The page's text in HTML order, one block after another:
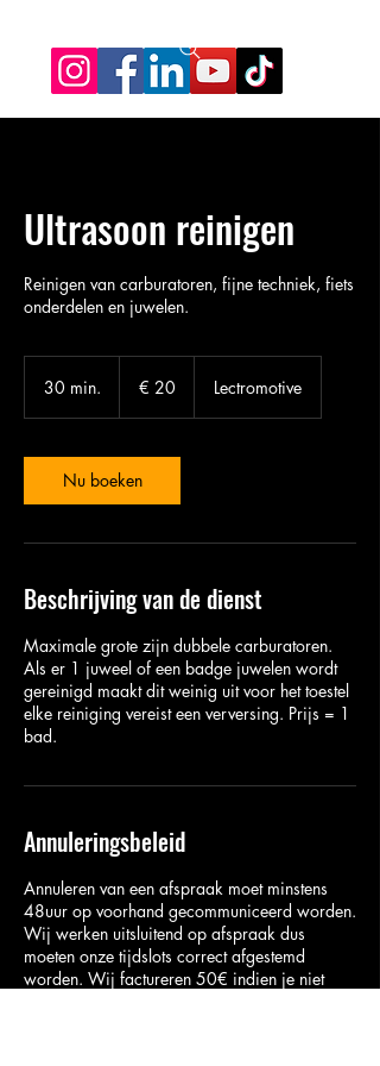
Ultrasoon reinigen
Reinigen van carburatoren, fijne techniek, fiets
onderdelen en juwelen.
30 min.
i
n
.
€ 20 Lectromotive
Nu boeken
Beschrijving van de dienst
Maximale grote zijn dubbele carburatoren.
Als er 1 juweel of een badge juwelen wordt
gereinigd maakt dit weinig uit voor het toestel
elke reiniging vereist een verversing. Prijs = 1
bad.
Annuleringsbeleid
Annuleren van een afspraak moet minstens
48uur op voorhand gecommuniceerd worden.
Wij werken uitsluitend op afspraak dus
moeten onze tijdslots correct afgestemd
worden. Wij factureren 50€ indien je niet